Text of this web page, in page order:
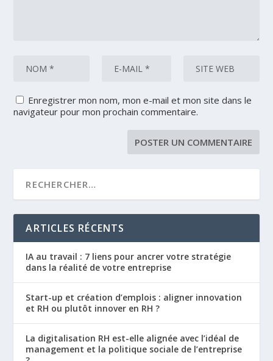
Enregistrer mon nom, mon e-mail et mon site dans le
navigateur pour mon prochain commentaire.
ARTICLES RÉCENTS
IA au travail : 7 liens pour ancrer votre stratégie
dans la réalité de votre entreprise
Start-up et création d’emplois : aligner innovation
et RH ou plutôt innover en RH ?
La digitalisation RH est-elle alignée avec l’idéal de
management et la politique sociale de l’entreprise